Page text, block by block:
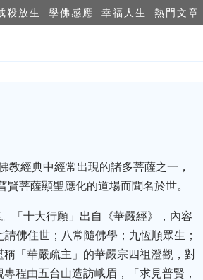
殺放生 學佛感應 幸福人生 熱門文章
經典中經常出現的諸多菩薩之一，
菩薩顯聖應化的道場而聞名於世。
「十大行願」出自《華嚴經》，內容
佛住世；八常隨佛學；九恆順眾生；
「華嚴疏主」的華嚴宗四祖澄觀，對
程由五台山造訪峨眉，「求見普賢，